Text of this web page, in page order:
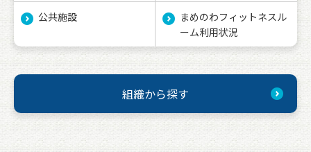
公共施設
まめのわフィットネスル
ーム利用状況
組織から探す